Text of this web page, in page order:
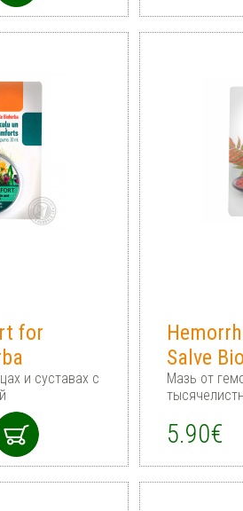
for
и суставах с
Salve
Мазь от
5.90€